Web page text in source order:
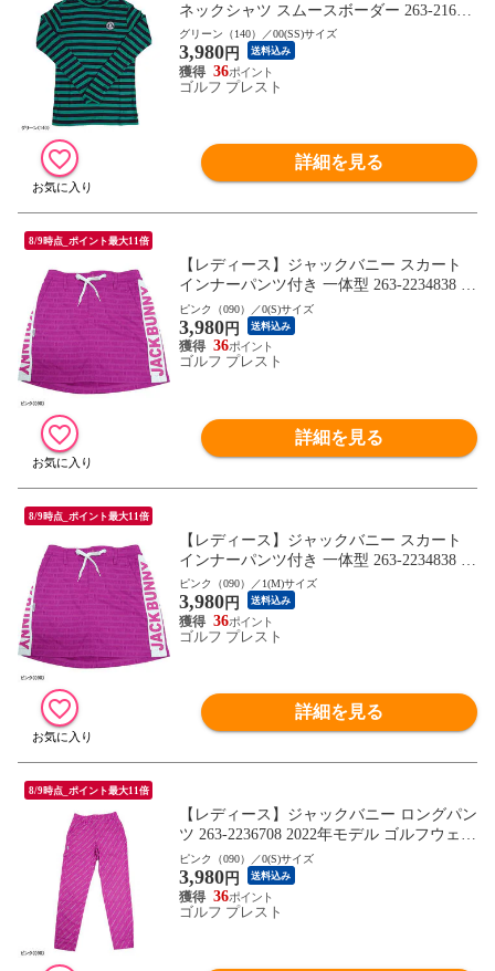
ネックシャツ スムースボーダー 263-21660
38 2021年秋冬モデル ゴルフウェア トップ
ス 秋冬ウェア Jack Bunny!! ジャックバニ
ー!!
グリーン（140）／00(SS)サイズ
3,980円 送料込み
36
ゴルフ プレスト
詳細を見る
8/9時点_ポイント最大11倍
【レディース】ジャックバニー スカート
インナーパンツ付き 一体型 263-2234838 20
22年モデル ゴルフウェア ボトムス Jack Bu
nny!! ジャックバニー!! 女性用
ピンク（090）／0(S)サイズ
3,980円 送料込み
36
ゴルフ プレスト
詳細を見る
8/9時点_ポイント最大11倍
【レディース】ジャックバニー スカート
インナーパンツ付き 一体型 263-2234838 20
22年モデル ゴルフウェア ボトムス Jack Bu
nny!! ジャックバニー!! 女性用
ピンク（090）／1(M)サイズ
3,980円 送料込み
36
ゴルフ プレスト
詳細を見る
8/9時点_ポイント最大11倍
【レディース】ジャックバニー ロングパン
ツ 263-2236708 2022年モデル ゴルフウェア
ボトムス Jack Bunny!! ジャックバニー!! 女
性用
ピンク（090）／0(S)サイズ
3,980円 送料込み
36
ゴルフ プレスト